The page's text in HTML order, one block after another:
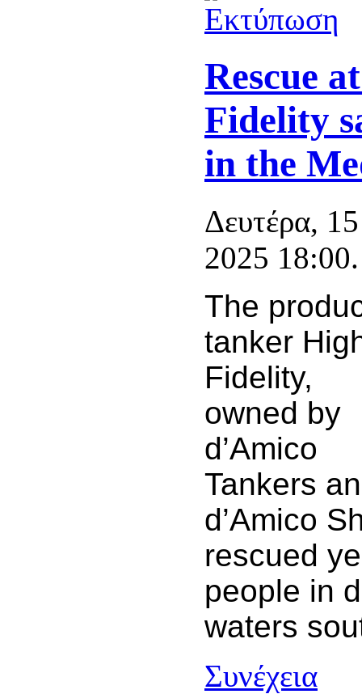
Rescue
Fidelity
in the
Δευτέρα,
2025 18:00.
The
tanker
Fidelity,
owned by
d’Amico
Tankers
d’Amico
rescued
people in
waters
Συνέχεια